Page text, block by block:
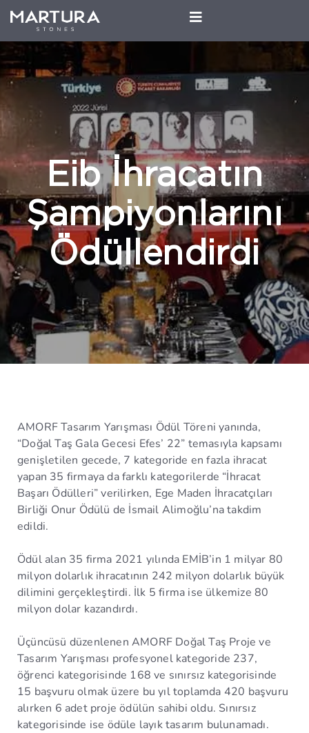
Eib İhracatın
Şampiyonlarını
Ödüllendirdi
AMORF Tasarım Yarışması Ödül Töreni yanında,
“Doğal Taş Gala Gecesi Efes’ 22” temasıyla kapsamı
genişletilen gecede, 7 kategoride en fazla ihracat
yapan 35 firmaya da farklı kategorilerde “İhracat
Başarı Ödülleri” verilirken, Ege Maden İhracatçıları
Birliği Onur Ödülü de İsmail Alimoğlu’na takdim
edildi.
Ödül alan 35 firma 2021 yılında EMİB’in 1 milyar 80
milyon dolarlık ihracatının 242 milyon dolarlık büyük
dilimini gerçekleştirdi. İlk 5 firma ise ülkemize 80
milyon dolar kazandırdı.
Üçüncüsü düzenlenen AMORF Doğal Taş Proje ve
Tasarım Yarışması profesyonel kategoride 237,
öğrenci kategorisinde 168 ve sınırsız kategorisinde
15 başvuru olmak üzere bu yıl toplamda 420 başvuru
alırken 6 adet proje ödülün sahibi oldu. Sınırsız
kategorisinde ise ödüle layık tasarım bulunamadı.